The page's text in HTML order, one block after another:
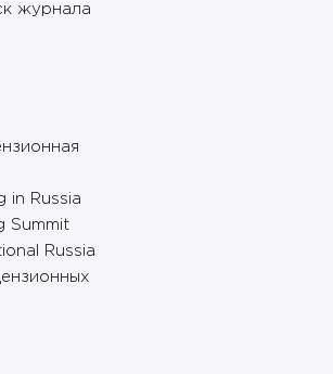
журнала
in Russia
Summit
Russia